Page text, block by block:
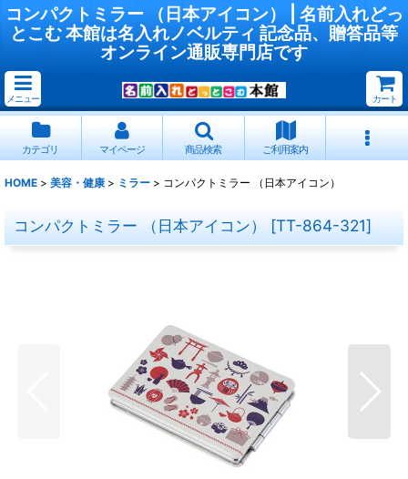
コンパクトミラー （日本アイコン） | 名前入れどっ
とこむ 本館は名入れノベルティ 記念品、贈答品等
オンライン通販専門店です
メニュー カート
カテゴリ マイページ 商品検索 ご利用案内
HOME > 美容・健康 > ミラー > コンパクトミラー （日本アイコン）
コンパクトミラー （日本アイコン） [TT-864-321]